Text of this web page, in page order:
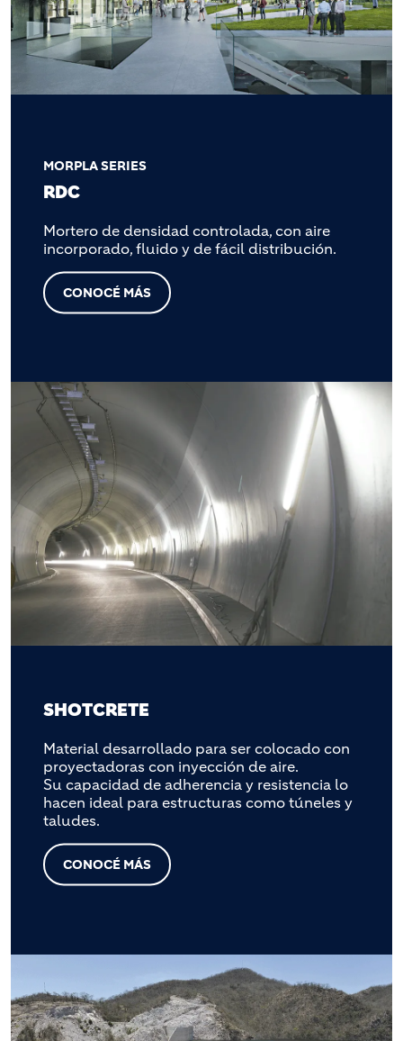
MORPLA SERIES
RDC
Mortero de densidad controlada, con aire
incorporado, fluido y de fácil distribución.
CONOCÉ MÁS
SHOTCRETE
Material desarrollado para ser colocado con
proyectadoras con inyección de aire.
Su capacidad de adherencia y resistencia lo
hacen ideal para estructuras como túneles y
taludes.
CONOCÉ MÁS